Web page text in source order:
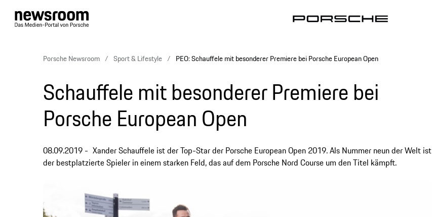
Porsche Newsroom Sport & Lifestyle PEO: Schauffele mit besonderer Premiere bei Porsche European Open
Schauffele mit besonderer Premiere bei
Porsche European Open
08.09.2019
Xander Schauffele ist der Top-Star der Porsche European Open 2019. Als Nummer neun der Welt ist
der bestplatzierte Spieler in einem starken Feld, das auf dem Porsche Nord Course um den Titel kämpft.